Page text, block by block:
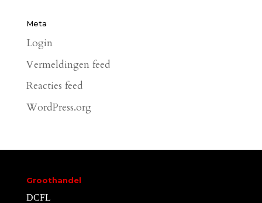
Meta
Login
Vermeldingen feed
Reacties feed
WordPress.org
Groothandel
DCFL